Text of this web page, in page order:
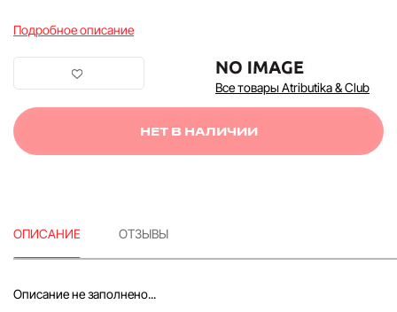
Подробное описание
Все товары Atributika & Club
НЕТ В НАЛИЧИИ
ОПИСАНИЕ ОТЗЫВЫ
Описание не заполнено...